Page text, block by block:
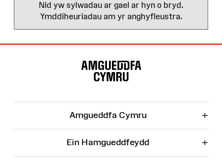
Nid yw sylwadau ar gael ar hyn o bryd.
Ymddiheuriadau am yr anghyfleustra.
Amgueddfa Cymru +
Ein Hamgueddfeydd +